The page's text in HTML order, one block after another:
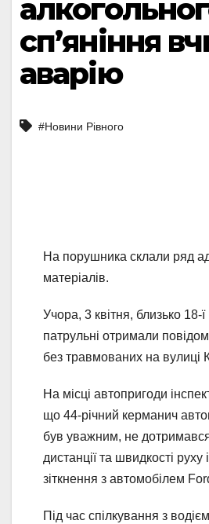
сп’яніння
аварію
#Новини Рівного
На порушника склали ряд
матеріалів.
Учора, 3 квітня, близько 18-ї
патрульні отримали
без травмованих на вулиці
На місці автопригоди
що 44-річний керманич
був уважним, не
дистанції та швидкості руху
зіткнення з автомобілем
Під час спілкування з